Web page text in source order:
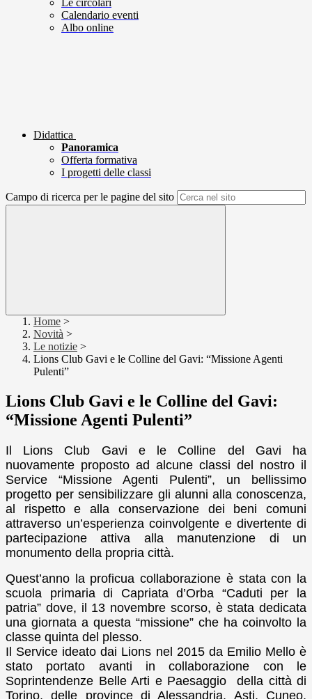
Le circolari
Calendario eventi
Albo online
Didattica
Panoramica
Offerta formativa
I progetti delle classi
Campo di ricerca per le pagine del sito
Home >
Novità >
Le notizie >
Lions Club Gavi e le Colline del Gavi: “Missione Agenti
Pulenti”
Lions Club Gavi e le Colline del Gavi:
“Missione Agenti Pulenti”
Il Lions Club Gavi e le Colline del Gavi ha
nuovamente proposto ad alcune classi del nostro il
Service “Missione Agenti Pulenti”, un bellissimo
progetto per sensibilizzare gli alunni alla conoscenza,
al rispetto e alla conservazione dei beni comuni
attraverso un’esperienza coinvolgente e divertente di
partecipazione attiva alla manutenzione di un
monumento della propria città.
Quest’anno la proficua collaborazione è stata con la
scuola primaria di Capriata d’Orba “Caduti per la
patria” dove, il 13 novembre scorso, è stata dedicata
una giornata a questa “missione” che ha coinvolto la
classe quinta del plesso.
Il Service ideato dai Lions nel 2015 da Emilio Mello è
stato portato avanti in collaborazione con le
Soprintendenze Belle Arti e Paesaggio della città di
Torino, delle province di Alessandria, Asti, Cuneo,